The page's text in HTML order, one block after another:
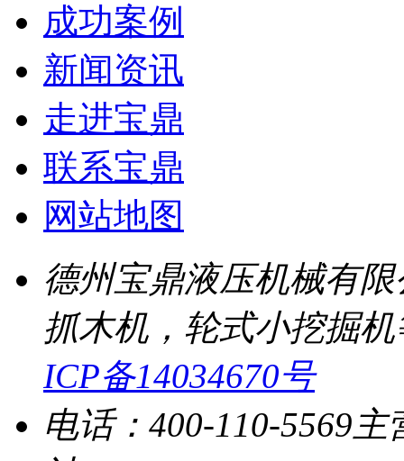
成功案例
新闻资讯
走进宝鼎
联系宝鼎
网站地图
德州宝鼎液压机械有
抓木机，轮式小挖掘
ICP备14034670号
电话：400-110-5569 主